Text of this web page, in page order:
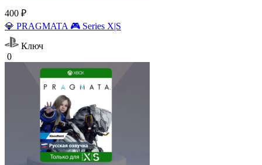
400 ₽
💎 PRAGMATA 🎮 Series X|S
Ключ
0